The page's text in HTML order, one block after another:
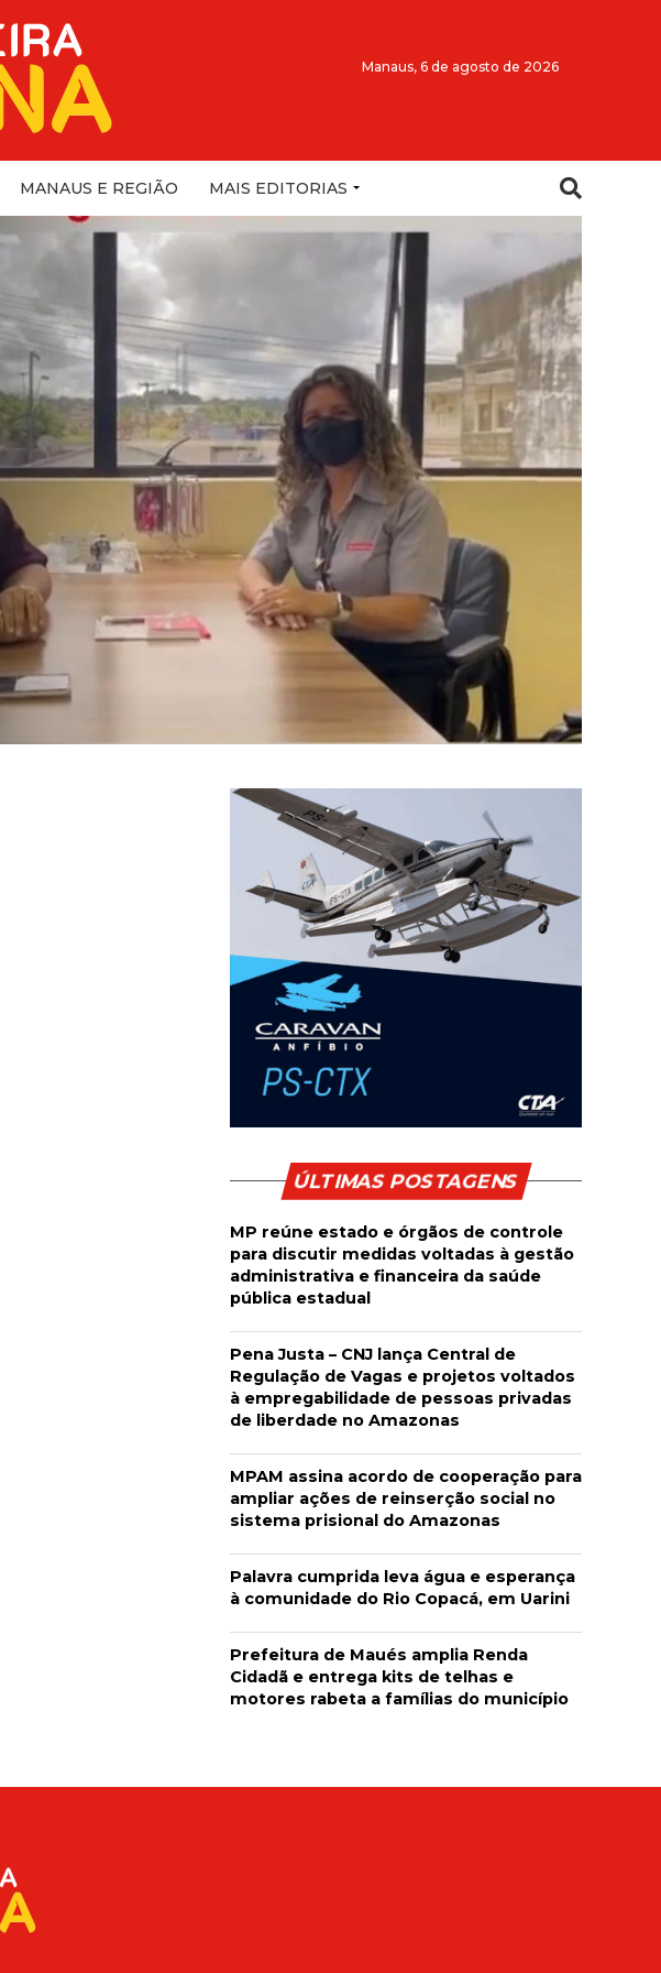
Manaus, 6 de agosto de 2026
MANAUS E REGIÃO MAIS EDITORIAS
ÚLTIMAS POSTAGENS
MP reúne estado e órgãos de controle
para discutir medidas voltadas à gestão
administrativa e financeira da saúde
pública estadual
Pena Justa – CNJ lança Central de
Regulação de Vagas e projetos voltados
à empregabilidade de pessoas privadas
de liberdade no Amazonas
MPAM assina acordo de cooperação para
ampliar ações de reinserção social no
sistema prisional do Amazonas
Palavra cumprida leva água e esperança
à comunidade do Rio Copacá, em Uarini
Prefeitura de Maués amplia Renda
Cidadã e entrega kits de telhas e
motores rabeta a famílias do município